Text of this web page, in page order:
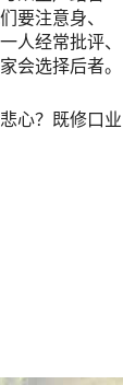
要注意身、
人经常批评、
会选择后者。
心？既修口业